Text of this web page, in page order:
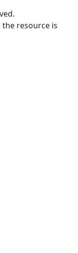
resource is